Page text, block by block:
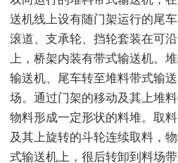
送机线上设有随门架运行的尾
滚道、支承轮、挡轮套装在可
上，桥架内装有带式输送机。
输送机、尾车转至堆料带式输
场。通过门架的移动及其上堆
物料形成一定形状的料堆。取
及其上旋转的斗轮连续取料，
式输送机上，很后转卸到料场